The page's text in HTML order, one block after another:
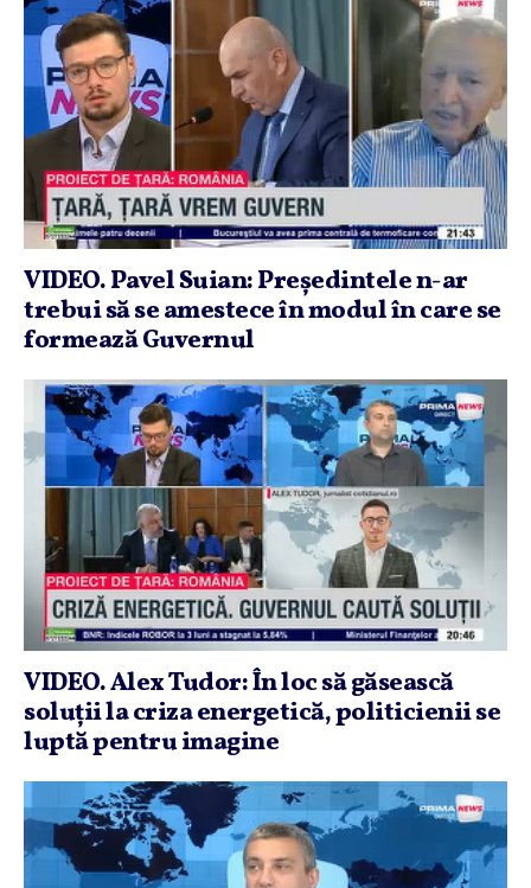
VIDEO. Pavel Suian: Preşedintele n-ar
trebui să se amestece în modul în care se
formează Guvernul
VIDEO. Alex Tudor: În loc să găsească
soluţii la criza energetică, politicienii se
luptă pentru imagine